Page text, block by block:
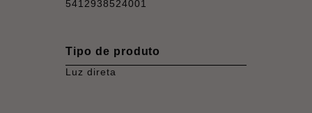
5412938524001
Tipo de produto
Luz direta